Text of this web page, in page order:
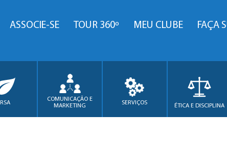
ASSOCIE-SE TOUR 360º MEU CLUBE FAÇA
RSA
COMUNICAÇÃO E
MARKETING
SERVIÇOS ÉTICA E DISCIPLINA